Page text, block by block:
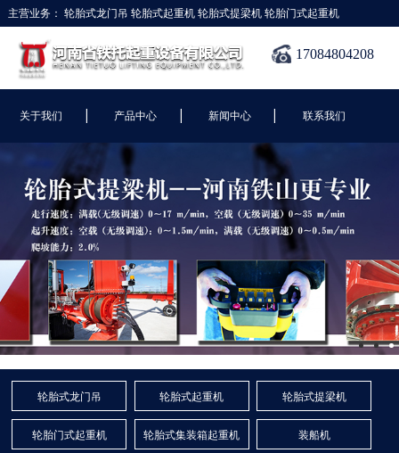
主营业务： 轮胎式龙门吊 轮胎式起重机轮胎式提梁机轮胎门式起重机
17084804208
关于我们 | 产品中心 | 新闻中心 | 联系我们
轮胎式龙门吊 轮胎式起重机 轮胎式提梁机
轮胎门式起重机 轮胎式集装箱起重机 装船机